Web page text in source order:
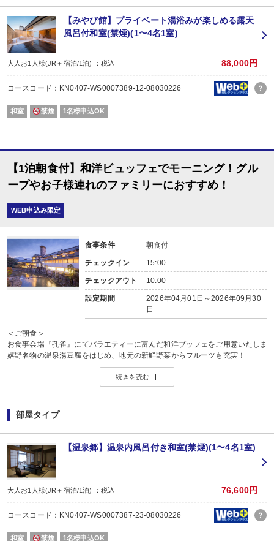
【みやび館】プライベート湯浴みが楽しめる露天
風呂付和室(禁煙)(1〜4名1室)
大人お1人様(JR＋宿泊/1泊) ：税込 88,000円
コースコード：KN0407-WS0007389-12-08030226
和室 禁煙 1名様申込OK
【1泊朝食付】和洋ビュッフェでモーニング！グル
ープやお子様連れのファミリーにおすすめ！
WEB申込み限定
食事条件 朝食付
チェックイン 15:00
チェックアウト 10:00
設定期間
2026年04月01日～2026年09月30
日
＜ご朝食＞
お食事会場『孔雀』にてバラエティーに富んだ和洋ブッフェをご用意いたしま
嬉野名物の温泉湯豆腐をはじめ、地元の新鮮野菜からフルーツも充実！
和食・洋食もバランスよくお食事でき、お子様から大人までご家族皆様で楽
＜Book&Tea 三服＞
2021年新たに生まれたお茶と読書を愉しむための書店。
知的好奇心を刺激する約1万冊の書籍が貴方との出会いをお待ちしております。
営業時間/8：00～22：00
※ご宿泊者の方はお席料は無料です。
＜副島園本店＞
一家相伝。
嬉野の地で100年超うれしの茶を栽培し四代続く茶農家、副島園の茶葉販売の
＜副島園 the BAR＞
続きを読む
部屋タイプ
【温泉郷】温泉内風呂付き和室(禁煙)(1〜4名1室)
大人お1人様(JR＋宿泊/1泊) ：税込 76,600円
コースコード：KN0407-WS0007387-23-08030226
和室 禁煙 1名様申込OK